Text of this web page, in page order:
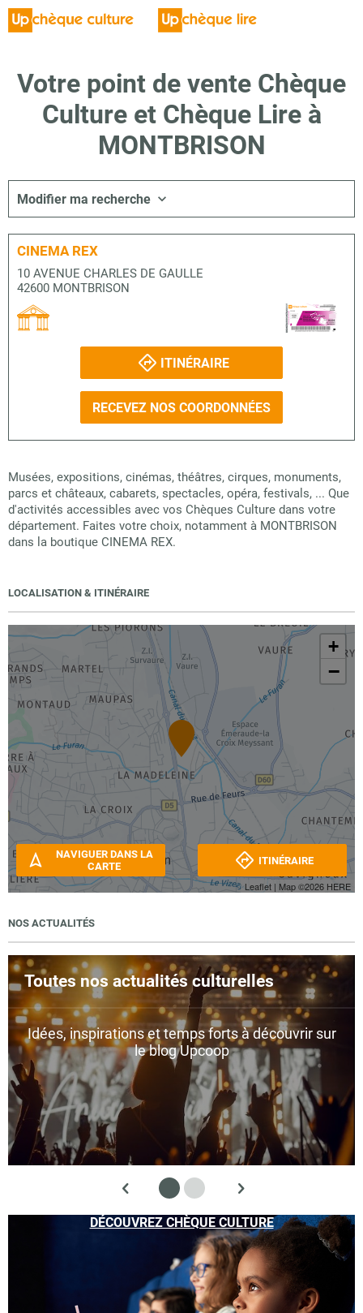
Votre point de vente Chèque
Culture et Chèque Lire à
MONTBRISON
Modifier ma recherche
CINEMA REX
10 AVENUE CHARLES DE GAULLE
42600 MONTBRISON
ITINÉRAIRE
RECEVEZ NOS COORDONNÉES
Musées, expositions, cinémas, théâtres, cirques, monuments,
parcs et châteaux, cabarets, spectacles, opéra, festivals, ... Que
d'activités accessibles avec vos Chèques Culture dans votre
département. Faites votre choix, notamment à MONTBRISON
dans la boutique CINEMA REX.
LOCALISATION & ITINÉRAIRE
+
−
Leaflet | Map ©2026 HERE
NAVIGUER DANS LA
CARTE
ITINÉRAIRE
NOS ACTUALITÉS
Toutes nos actualités culturelles
Idées, inspirations et temps forts à découvrir sur
le blog Upcoop
DÉCOUVREZ CHÈQUE CULTURE